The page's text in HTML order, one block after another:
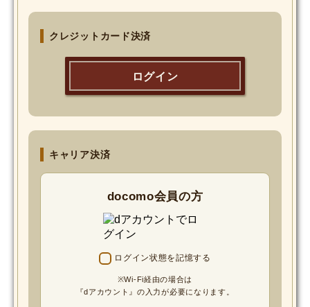
クレジットカード決済
ログイン
キャリア決済
docomo会員の方
ログイン状態を記憶する
※Wi-Fi経由の場合は
『dアカウント』の入力が必要になります。
MOVIE
Monostagram
DOWNLOAD
SHIHO’s Q&A